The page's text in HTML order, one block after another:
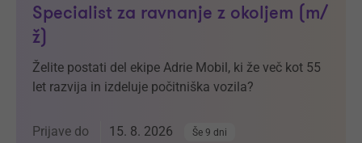
Specialist za ravnanje z okoljem (m/
ž)
Želite postati del ekipe Adrie Mobil, ki že več kot 55
let razvija in izdeluje počitniška vozila?
Prijave do 15. 8. 2026 Še 9 dni